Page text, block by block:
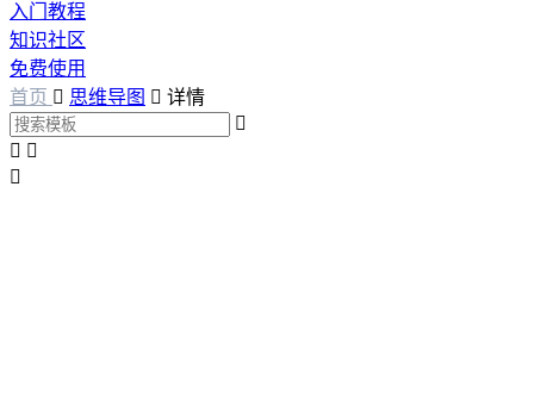
入门教程
知识社区
免费使用
首页  思维导图  详情

 
